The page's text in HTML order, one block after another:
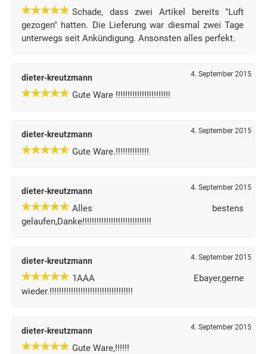
Schade, dass zwei Artikel bereits "Luft
gezogen" hatten. Die Lieferung war diesmal zwei Tage
unterwegs seit Ankündigung. Ansonsten alles perfekt.
dieter-kreutzmann 4. September 2015
Gute Ware !!!!!!!!!!!!!!!!!!!!!!!
dieter-kreutzmann 4. September 2015
Gute Ware.!!!!!!!!!!!!!!
dieter-kreutzmann 4. September 2015
Alles bestens
gelaufen,Danke!!!!!!!!!!!!!!!!!!!!!!!!!!!!!
dieter-kreutzmann 4. September 2015
1AAA Ebayer,gerne
wieder.!!!!!!!!!!!!!!!!!!!!!!!!!!!!!!!!!!!
dieter-kreutzmann 4. September 2015
Gute Ware,!!!!!!